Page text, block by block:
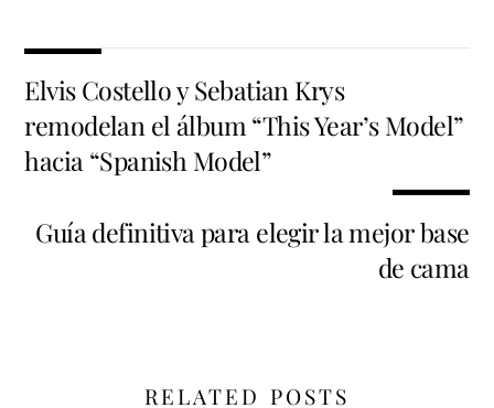
Elvis Costello y Sebatian Krys
remodelan el álbum “This Year’s Model”
hacia “Spanish Model”
Guía‌ ‌definitiva‌ ‌para‌ ‌elegir‌ ‌la‌ ‌mejor‌ ‌base‌
‌de‌ ‌cama‌
RELATED POSTS